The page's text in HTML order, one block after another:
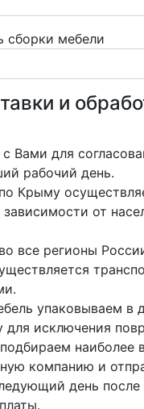
сборки мебели
и
Вами для
рабочий день.
Крыму
от
все регионы
упаковываем в
для исключения
наиболее
компанию и
день после